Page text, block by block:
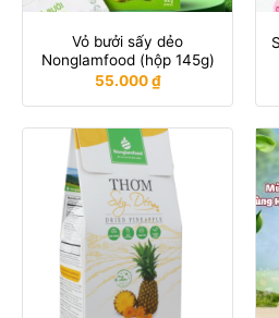
Vỏ bưởi sấy dẻo
Nonglamfood (hộp 145g)
55.000₫